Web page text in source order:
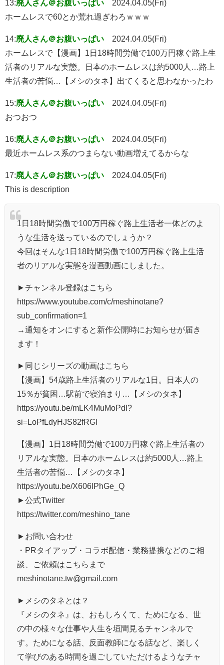
13:廃人さん＠お腹いっぱい
2024.04.05(Fri)
ホームレスで60とか荒れ過ぎわろｗｗｗ
14:廃人さん＠お腹いっぱい
2024.04.05(Fri)
ホームレスで【漫画】1日18時間労働で100万円稼ぐ路上生
活者のリアルな実態。日本のホームレスは約5000人…路上
生活者の苦悩…【メシのタネ】出てくると思わなかったわ
15:廃人さん＠お腹いっぱい
2024.04.05(Fri)
おつおつ
16:廃人さん＠お腹いっぱい
2024.04.05(Fri)
最近ホームレス系のつまらない動画増えてるからな
17:廃人さん＠お腹いっぱい
2024.04.05(Fri)
This is description
1日18時間労働で100万円稼ぐ路上生活者一体どのよ
うな生活を送っているのでしょうか？
今回はそんな1日18時間労働で100万円稼ぐ路上生活
者のリアルな実態を漫画動画にしました。
►チャンネル登録はこちら
https://www.youtube.com/c/meshinotane?
sub_confirmation=1
→通知をオンにすると新作公開時にお知らせが届き
ます！
►同じシリーズの動画はこちら
【漫画】54歳路上生活者のリアルな1日。日本人の
15％が貧困…駅前で寝泊まり…【メシのタネ】
https://youtu.be/mLK4MuMoPdI?
si=LoPfLdyHJS82fRGl
【漫画】1日18時間労働で100万円稼ぐ路上生活者の
リアルな実態。日本のホームレスは約5000人…路上
生活者の苦悩…【メシのタネ】
https://youtu.be/X606lPhGe_Q
►公式Twitter
https://twitter.com/meshino_tane
►お問い合わせ
・PRタイアップ・コラボ配信・業務提携などのご相
談、ご依頼はこちらまで
meshinotane.tw@gmail.com
►メシのタネとは？
『メシのタネ』は、おもしろくて、ためになる、世
の中の様々な仕事や人生を垣間見るチャンネルで
す。ためになる話、反面教師になる話など、楽しく
て学びのある時間を過ごしていただけるようなチャ